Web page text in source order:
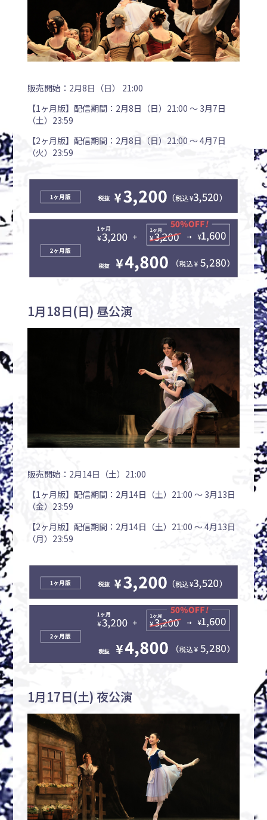
販売開始：2月8日（日） 21:00
【1ヶ月版】配信期間：2月8日（日）21:00 〜 3月7日
（土）23:59
【2ヶ月版】配信期間：2月8日（日）21:00 〜 4月7日
（火）23:59
1月18日(日) 昼公演
販売開始：2月14日（土）21:00
【1ヶ月版】配信期間：2月14日（土）21:00 〜 3月13日
（金）23:59
【2ヶ月版】配信期間：2月14日（土）21:00 〜 4月13日
（月）23:59
1月17日(土) 夜公演